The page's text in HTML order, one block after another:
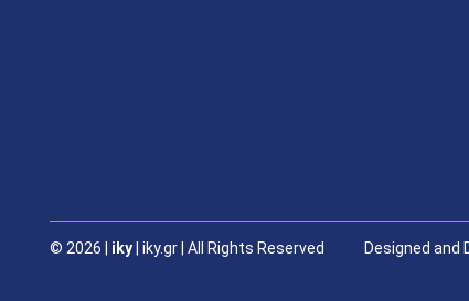
© 2026 | iky| iky.gr | All Rights Reserved Designed and